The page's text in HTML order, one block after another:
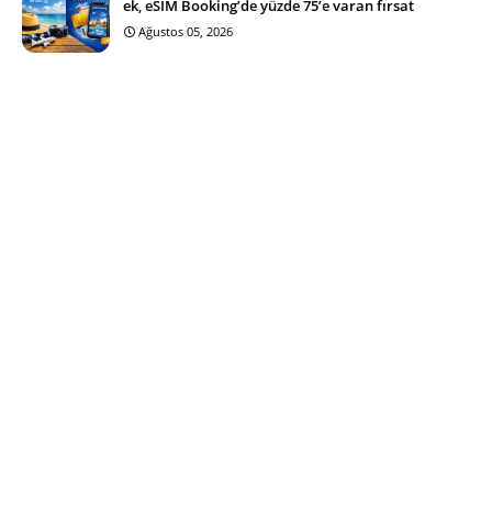
ek, eSIM Booking’de yüzde 75’e varan fırsat
Ağustos 05, 2026